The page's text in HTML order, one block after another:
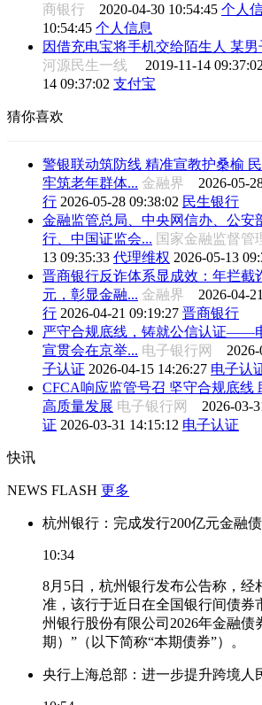
商银行 2020-04-30 10:54:45 个人
10:54:45 个人信息
因借充电宝将手机交给陌生人 某
河源民生一线 2019-11-14 09:37:02
14 09:37:02 支付宝
猜你喜欢
警银联动筑防线 精准宣教护桑榆
牢筑老年群体... 金融界 2026-05-
行 2026-05-28 09:38:02 民生银行
金融监管总局、中央网信办、公安
行、中国证监会... 国家金融监督
13 09:35:33 代理维权 2026-05-13
晋商银行反诈体系显成效：年拦截
元，彰显金融... 金融界 2026-04-
行 2026-04-21 09:19:27 晋商银行
严守合规底线，铸就公信认证——
宣贯会在京举... 电子银行网
子认证 2026-04-15 14:26:27 电子认
CFCA响应监管号召 坚守合规底线
高质量发展 电子银行网 2026-03-
证 2026-03-31 14:15:12 电子认证
快讯
NEWS FLASH 更多
杭州银行：完成发行200亿元金融
10:34
8月5日，杭州银行发布公告称，经
准，该行于近日在全国银行间债券
州银行股份有限公司2026年金融债
期）”（以下简称“本期债券”）。
央行上海总部：进一步提升跨境人